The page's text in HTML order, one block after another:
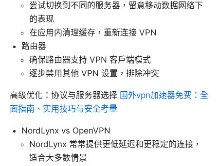
尝试切换到不同的服务器，留意移动数据网络下
的表现
在应用内清理缓存，重新连接 VPN
路由器
确保路由器支持 VPN 客户端模式
逐步禁用其他 VPN 设置，排除冲突
高级优化：协议与服务器选择 国外vpn加速器免费：全
面指南、实用技巧与安全考量
NordLynx vs OpenVPN
NordLynx 常常提供更低延迟和更稳定的连接，
适合大多数情景